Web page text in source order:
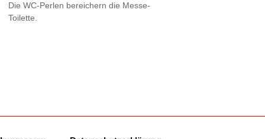
Die WC-Perlen bereichern die Messe-
Toilette.